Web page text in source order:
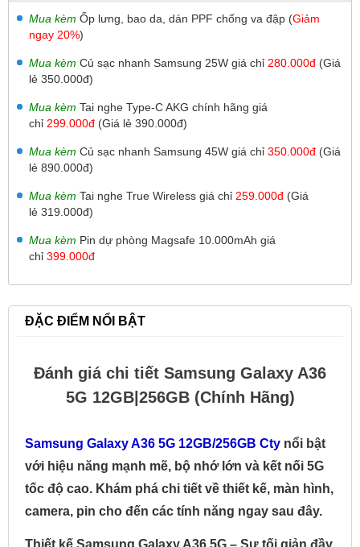
Mua kèm Ốp lưng, bao da, dán PPF chống va đập (Giảm
ngay 20%)
Mua kèm Củ sạc nhanh Samsung 25W giá chỉ 280.000đ (Giá
lẻ 350.000đ)
Mua kèm Tai nghe Type-C AKG chính hãng giá
chỉ 299.000đ (Giá lẻ 390.000đ)
Mua kèm Củ sạc nhanh Samsung 45W giá chỉ 350.000đ (Giá
lẻ 890.000đ)
Mua kèm Tai nghe True Wireless giá chỉ 259.000đ (Giá
lẻ 319.000đ)
Mua kèm Pin dự phòng Magsafe 10.000mAh giá
chỉ 399.000đ
ĐẶC ĐIỂM NỔI BẬT
Đánh giá chi tiết Samsung Galaxy A36
5G 12GB|256GB (Chính Hãng)
Samsung Galaxy A36 5G 12GB/256GB Cty nổi bật
với hiệu năng mạnh mẽ, bộ nhớ lớn và kết nối 5G
tốc độ cao. Khám phá chi tiết về thiết kế, màn hình,
camera, pin cho đến các tính năng ngay sau đây.
Thiết kế Samsung Galaxy A36 5G – Sự tối giản đầy